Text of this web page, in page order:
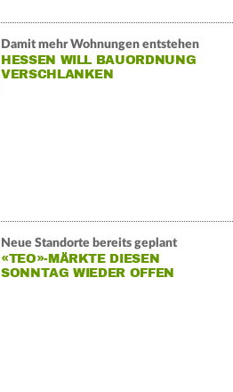
Damit mehr Wohnungen entstehen
HESSEN WILL BAUORDNUNG
VERSCHLANKEN
Neue Standorte bereits geplant
«TEO»-MÄRKTE DIESEN
SONNTAG WIEDER OFFEN